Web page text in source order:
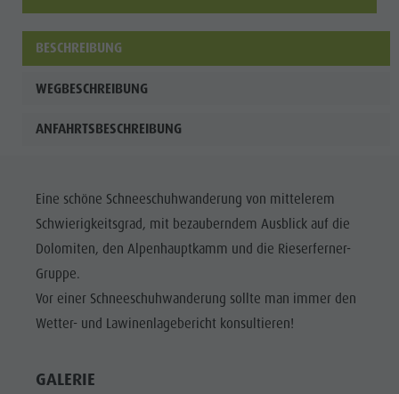
BESCHREIBUNG
WEGBESCHREIBUNG
ANFAHRTSBESCHREIBUNG
Eine schöne Schneeschuhwanderung von mittelerem
Schwierigkeitsgrad, mit bezauberndem Ausblick auf die
Dolomiten, den Alpenhauptkamm und die Rieserferner-
Gruppe.
Vor einer Schneeschuhwanderung sollte man immer den
Wetter- und Lawinenlagebericht konsultieren!
GALERIE